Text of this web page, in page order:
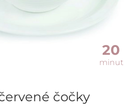
20
minut
čočky